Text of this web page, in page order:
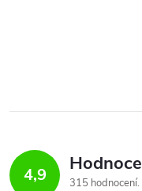
4,9
315 hodnocení